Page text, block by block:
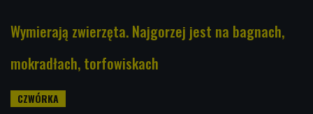
Wymierają zwierzęta. Najgorzej jest na bagnach,
mokradłach, torfowiskach